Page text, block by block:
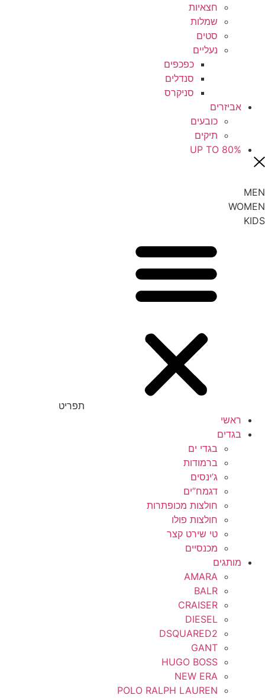
חצאיות
שמלות
סטים
נעליים
כפכפים
סנדלים
סניקרס
אביזרים
כובעים
תיקים
UP TO 80%
MEN
WOMEN
KIDS
תפריט
ראשי
בגדים
בגדי ים
ברמודות
ג’ינסים
דגמח”ים
חולצות מכופתרות
חולצות פולו
טי שירט קצר
מכנסיים
מותגים
AMARA
BALR
CRAISER
DIESEL
DSQUARED2
GANT
HUGO BOSS
NEW ERA
POLO RALPH LAUREN